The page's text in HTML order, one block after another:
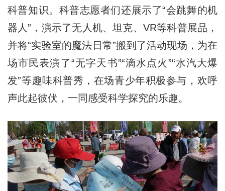
科普知识。科普志愿者们还展示了“会跳舞的机
器人”，演示了无人机、坦克、VR等科普展品，
并将“实验室的魔法日常”搬到了活动现场，为在
场市民表演了“无字天书”“滴水点火”“水汽大爆
发”等趣味科普秀，在场青少年积极参与，欢呼
声此起彼伏，一同感受科学探究的乐趣。